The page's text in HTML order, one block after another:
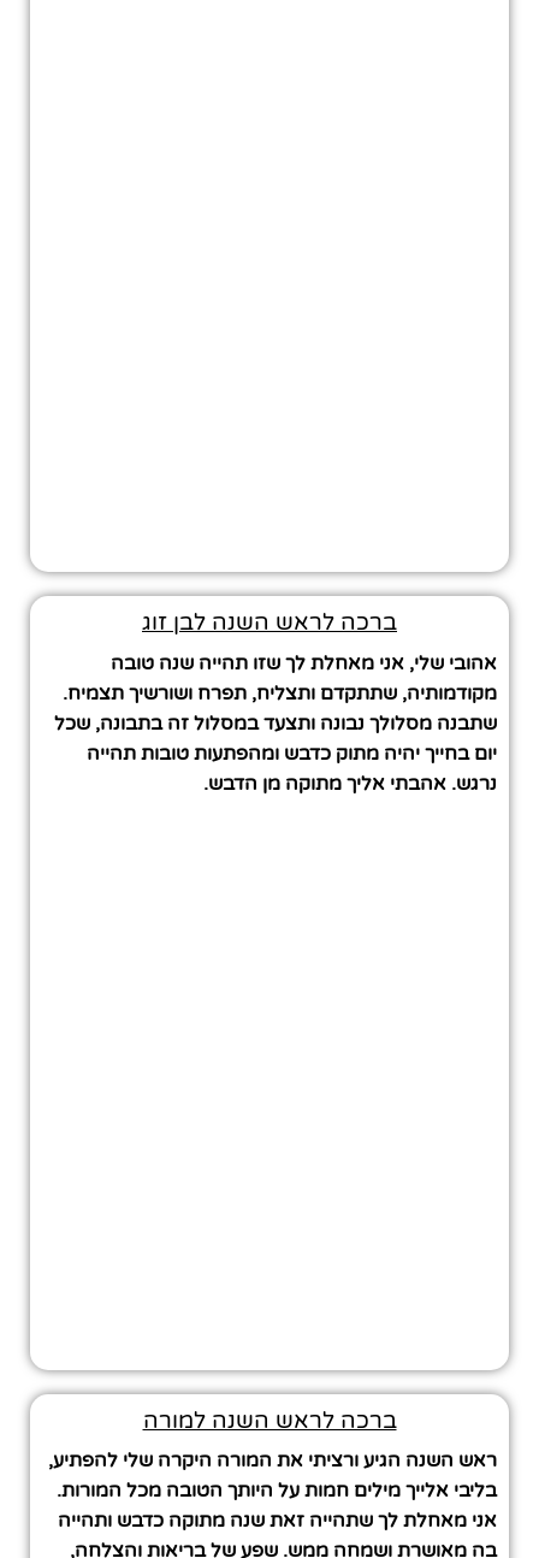
ברכה לראש השנה לבן זוג
אהובי שלי, אני מאחלת לך שזו תהייה שנה טובה
מקודמותיה, שתתקדם ותצליח, תפרח ושורשיך תצמיח.
שתבנה מסלולך נבונה ותצעד במסלול זה בתבונה, שכל
יום בחייך יהיה מתוק כדבש ומהפתעות טובות תהייה
נרגש. אהבתי אליך מתוקה מן הדבש.
ברכה לראש השנה למורה
ראש השנה הגיע ורציתי את המורה היקרה שלי להפתיע,
בליבי אלייך מילים חמות על היותך הטובה מכל המורות.
אני מאחלת לך שתהייה זאת שנה מתוקה כדבש ותהייה
בה מאושרת ושמחה ממש. שפע של בריאות והצלחה,